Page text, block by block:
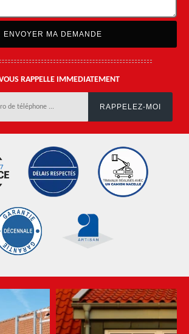
RAPPELLE IMMEDIATEMENT